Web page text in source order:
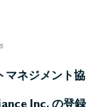
マネジメント協